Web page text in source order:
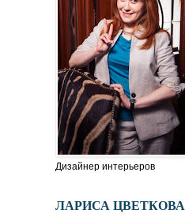
Дизайнер интерьеров
ЛАРИСА ЦВЕТКОВА